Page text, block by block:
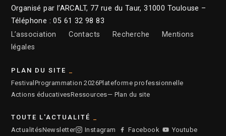
Organisé par l’ARCALT, 77 rue du Taur, 31000 Toulouse –
Téléphone : 05 61 32 98 83
L’association
Contacts Recherche
Mentions
légales
PLAN DU SITE
Festival Programmation 2026Plateforme professionnelle
Actions éducativesRessources— Plan du site
TOUTE L'ACTUALITÉ
ActualitésNewsletter Instagram Facebook Youtube